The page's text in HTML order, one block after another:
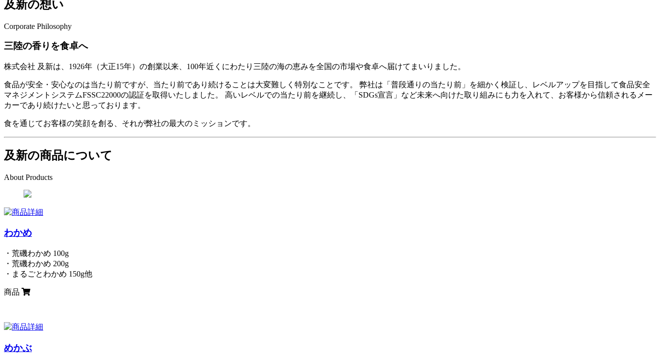
及新の想い
Corporate Philosophy
三陸の香りを食卓へ
株式会社 及新は、1926年（大正15年）の創業以来、100年近くにわたり三陸の海の恵みを全国の市場や食卓へ届けてまいりました。
食品が安全・安心なのは当たり前ですが、当たり前であり続けることは大変難しく特別なことです。 弊社は「普段通りの当たり前」を細かく検証し、レベルアップを目指して食品安全
マネジメントシステムFSSC22000の認証を取得いたしました。 高いレベルでの当たり前を継続し、「SDGs宣言」など未来へ向けた取り組みにも力を入れて、お客様から信頼されるメー
カーであり続けたいと思っております。
食を通じてお客様の笑顔を創る、それが弊社の最大のミッションです。
及新の商品について
About Products
わかめ
・荒磯わかめ 100g
・荒磯わかめ 200g
・まるごとわかめ 150g他
商品
めかぶ